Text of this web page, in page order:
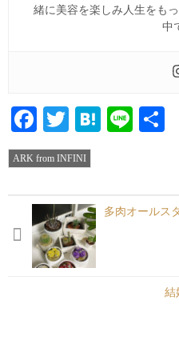
緒に美容を楽しみ人生をも
中
Facebook
TwitterHatena
Line
ARK from INFINI
多肉オールス
結